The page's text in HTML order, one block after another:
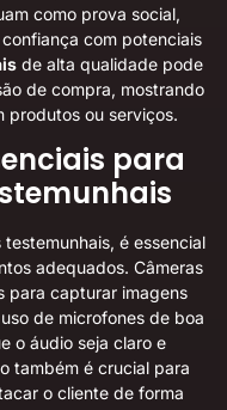
como prova social,
com potenciais
de alta qualidade pode
de compra, mostrando
produtos ou serviços.
para
é essencial
adequados. Câmeras
para capturar imagens
de microfones de boa
o áudio seja claro e
também é crucial para
o cliente de forma